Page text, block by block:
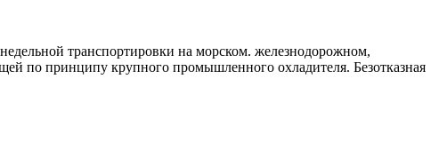
транспортировки на морском. железнодорожном,
по принципу крупного промышленного охладителя. Безотказная